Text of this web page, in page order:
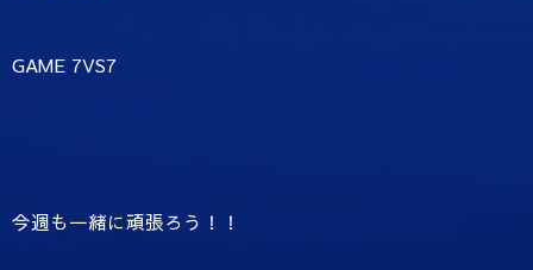
GAME 7VS7
今週も一緒に頑張ろう！！